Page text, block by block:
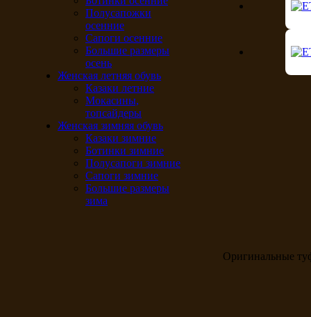
Полусапожки
осенние
Сапоги осенние
Большие размеры
осень
Женская летняя обувь
Казаки летние
Мокасины,
топсайдеры
Женская зимняя обувь
Казаки зимние
Ботинки зимние
Полусапоги зимние
Сапоги зимние
Большие размеры
зима
Оригинальные